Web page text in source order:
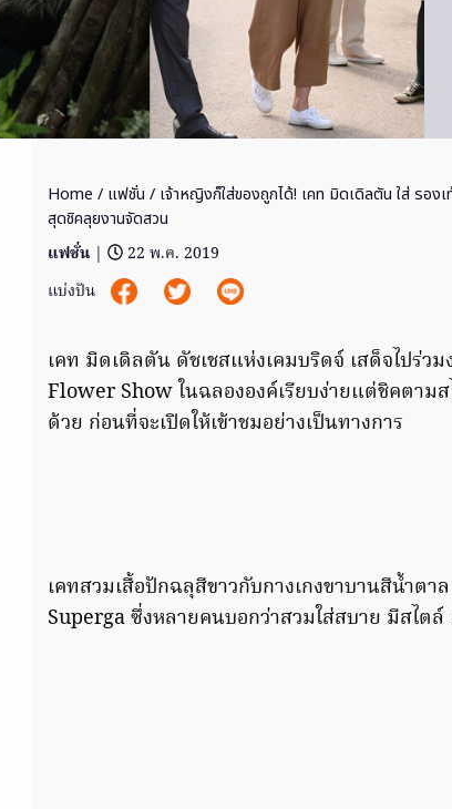
Home / แฟชั่น / เจ้าหญิงก็ใส่ของถูกได้! เคท มิดเดิลตัน ใส่ รองเ
สุดชิคลุยงานจัดสวน
แฟชั่น |
22 พ.ค. 2019
แบ่งปัน
เคท มิดเดิลตัน ดัชเชสแห่งเคมบริดจ์ เสด็จไปร่
Flower Show ในฉลององค์เรียบง่ายแต่ชิคตา
ด้วย ก่อนที่จะเปิดให้เข้าชมอย่างเป็นทางการ
เคทสวมเสื้อปักฉลุสีขาวกับกางเกงขาบานสีน้ำต
Superga ซึ่งหลายคนบอกว่าสวมใส่สบาย มีสไตล์